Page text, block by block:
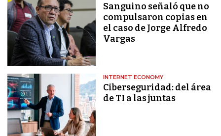
Sanguino señaló que no
compulsaron copias en
el caso de Jorge Alfredo
Vargas
INTERNET ECONOMY
Ciberseguridad: del área
de TI a las juntas